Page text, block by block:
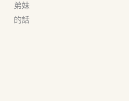
弟妹
的話